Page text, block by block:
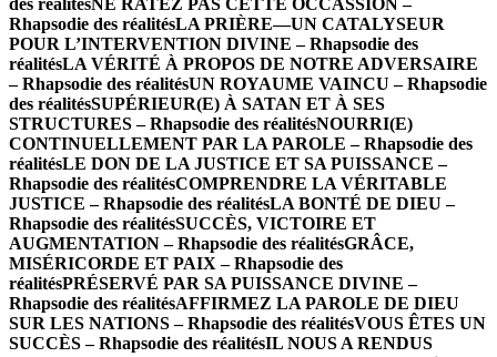
des réalitésNE RATEZ PAS CETTE OCCASSION –
Rhapsodie des réalitésLA PRIÈRE—UN CATALYSEUR
POUR L’INTERVENTION DIVINE – Rhapsodie des
réalitésLA VÉRITÉ À PROPOS DE NOTRE ADVERSAIRE
– Rhapsodie des réalitésUN ROYAUME VAINCU – Rhapsodie
des réalitésSUPÉRIEUR(E) À SATAN ET À SES
STRUCTURES – Rhapsodie des réalitésNOURRI(E)
CONTINUELLEMENT PAR LA PAROLE – Rhapsodie des
réalitésLE DON DE LA JUSTICE ET SA PUISSANCE –
Rhapsodie des réalitésCOMPRENDRE LA VÉRITABLE
JUSTICE – Rhapsodie des réalitésLA BONTÉ DE DIEU –
Rhapsodie des réalitésSUCCÈS, VICTOIRE ET
AUGMENTATION – Rhapsodie des réalitésGRÂCE,
MISÉRICORDE ET PAIX – Rhapsodie des
réalitésPRÉSERVÉ PAR SA PUISSANCE DIVINE –
Rhapsodie des réalitésAFFIRMEZ LA PAROLE DE DIEU
SUR LES NATIONS – Rhapsodie des réalitésVOUS ÊTES UN
SUCCÈS – Rhapsodie des réalitésIL NOUS A RENDUS